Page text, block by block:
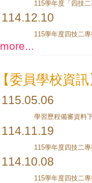
114.12.10
115學年度四技二
more...
【委員學校資
115.05.06
114.11.19
114.10.08